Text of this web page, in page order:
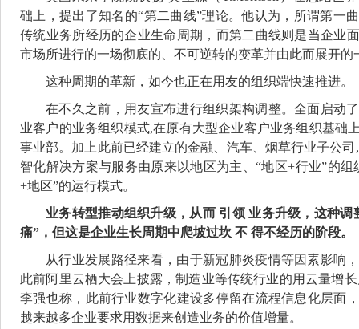
础上，提出了知名的“第二曲线”理论。他认为，所谓第一
传统业务所经历的企业生命周期，而第二曲线则是当企业
市场所进行的一场彻底的、不可逆转的变革并由此而展开
这种周期的革新，如今也正在用友的组织端快速推进。
在不久之前，用友宣布进行组织架构调整。全面启动
业客户的业务组织模式,在原有大型企业客户业务组织基础
事业部。加上此前已经建立的金融、汽车、烟草行业子公
智化解决方案与服务由原来以地区为主、“地区+行业”的
+地区”的运行模式。
业务转型推动组织升级，从而 引领 业务升级，这种
痛”，但这是企业生长周期中爬坡过坎 不 得不经历的阶段。
从行业发展路径来看，由于新冠肺炎疫情等因素影响
此前阿里云栖大会上披露，制造业等传统行业的用云量增
李强也称，此前行业数字化建设多停留在流程信息化层面
越来越多企业要求用数据来创造业务的价值增量。